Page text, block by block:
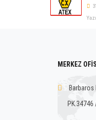
MERKEZ
Barbaros
PK.34746